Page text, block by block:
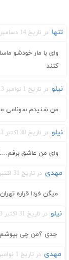
تنها در تاریخ 14 دسامبر 2013 گفته :
وای با مار خودشو
کنند
نیلو در تاریخ 1 نوامبر 2013 گفته :
من شنیدم سونامی
نیلو در تاریخ 30 اکتبر 2013 گفته :
وای من عاشق
مهدی در تاریخ 31 اکتبر 2013 گفته :
میگن فردا قراره
نیلو در تاریخ 31 اکتبر 2013 گفته :
جدی ؟من چی
مهدی در تاریخ 1 نوامبر 2013 گفته :